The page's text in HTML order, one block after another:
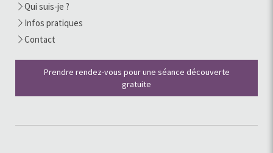
Qui suis-je ?
Infos pratiques
Contact
Prendre rendez-vous pour une séance découverte
gratuite